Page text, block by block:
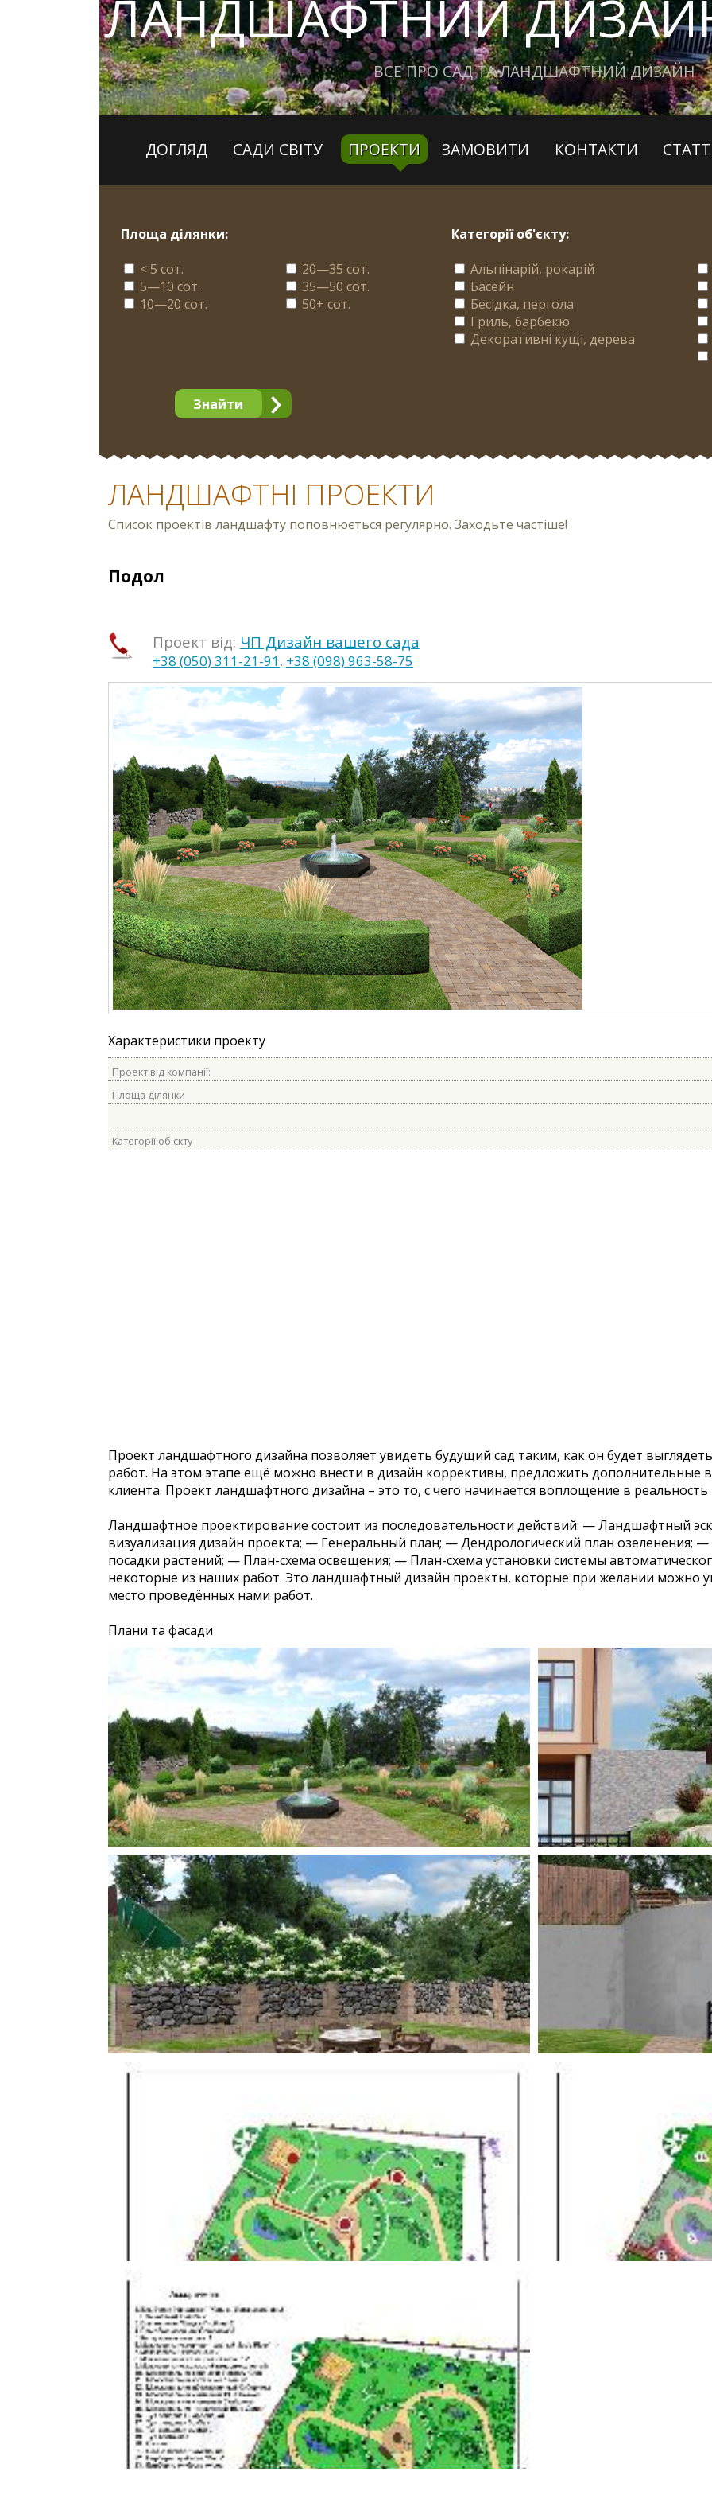
ЛАНДШАФТНИЙ
ВСЕ ПРО САД ТА ЛАНДШАФТНИЙ ДИЗАЙН
ДОГЛЯД САДИ СВІТУ ПРОЕКТИ ЗАМОВИТИ КОНТАКТИ
Площа ділянки:
< 5 сот.
5—10 сот.
10—20 сот.
20—35 сот.
35—50 сот.
50+ сот.
Категорії об'єкту:
Альпінарій, рокарій
Басейн
Бесідка, пергола
Гриль, барбекю
Декоративні кущі, дерева
Знайти
ЛАНДШАФТНІ ПРОЕКТИ
Список проектів ландшафту поповнюється регулярно. Заходьте частіше!
Подол
Проект від: ЧП Дизайн вашего сада
+38 (050) 311-21-91, +38 (098) 963-58-75
Характеристики проекту
Проект від компанії:
Площа ділянки
Категорії об'єкту
Проект ландшафтного дизайна позволяет увидеть будущий сад таким, как он будет
работ. На этом этапе ещё можно внести в дизайн коррективы, предложить дополнительные
клиента. Проект ландшафтного дизайна – это то, с чего начинается воплощение в
Ландшафтное проектирование состоит из последовательности действий: — Ландшафтный
визуализация дизайн проекта; — Генеральный план; — Дендрологический план озеленения;
посадки растений; — План-схема освещения; — План-схема установки системы
некоторые из наших работ. Это ландшафтный дизайн проекты, которые при желании можно
место проведённых нами работ.
Плани та фасади